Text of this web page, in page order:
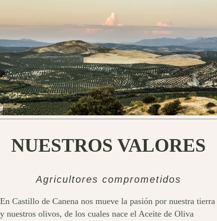
NUESTROS VALORES
Agricultores comprometidos
En Castillo de Canena nos mueve la pasión por nuestra tierra
y nuestros olivos, de los cuales nace el Aceite de Oliva